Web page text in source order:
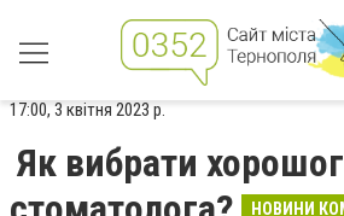
17:00, 3 квітня 2023 р.
Як вибрати
НОВИНИ